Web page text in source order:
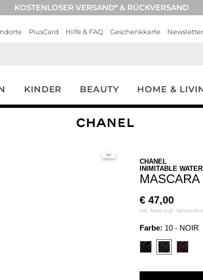
KOSTENLOSER VERSAND* & RÜCKVERSAND
PlusCard Hilfe & FAQ Geschenkkarte Newsletter
KINDER BEAUTY HOME &
CHANEL
INIMITABLE
€ 47,00
inkl. Mwst zzgl.
Farbe: 10 - NOIR